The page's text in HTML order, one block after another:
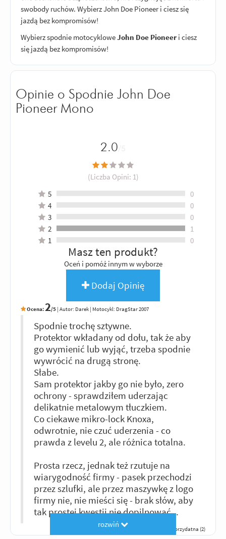
swobody ruchów. Wybierz John Doe Pioneer i ciesz się
jazdą bez kompromisów!
Wybierz spodnie motocykloweJohn Doe Pioneer i ciesz
się jazdą bez kompromisów!
Opinie o Spodnie John Doe
Pioneer Mono
2.0 /5
(Liczba Opini: 1)
5
0
4
0
3
0
2
1
1
0
Masz ten produkt?
Oceń i pomóż innym w wyborze
Dodaj Opinię
Ocena:2/5 | Autor: Darek | Motocykl: DragStar 2007
Spodnie trochę sztywne.
Protektor wkładany od dołu, tak że aby
go wymienić lub wyjąć, trzeba spodnie
wywrócić na drugą stronę.
Słabe.
Sam protektor jakby go nie było, zero
ochrony - sprawdziłem uderzając
delikatnie metalowym tłuczkiem.
Co ciekawe mikro-lock Knoxa,
odwrotnie, nie czuć uderzenia - co
prawda z levelu 2, ale różnica totalna.
Prosta rzecz, jednak też rzutuje na
wiarygodność firmy - pasek przechodzi
przez szlufki, ale przez maszywkę z logo
firmy nie, nie mieści się - brak słów, aby
tak prostej kwestii nie dopilnować...
Odpowiedz| Nieprzydatna (2)
rozwiń